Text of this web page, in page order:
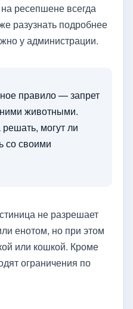
ресепшене всегда
разузнать подробнее
у администрации.
правило — запрет
животными.
могут ли
со своими
не разрешает
енотом, но при этом
или кошкой. Кроме
ограничения по